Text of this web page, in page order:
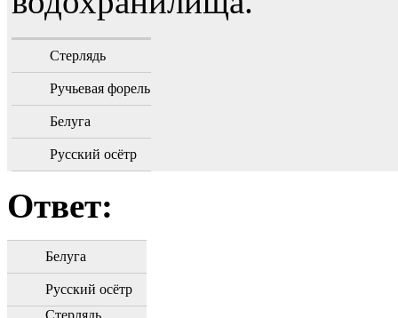
Стерлядь
Ручьевая форель
Белуга
Русский осётр
Ответ:
Белуга
Русский осётр
Стерлядь